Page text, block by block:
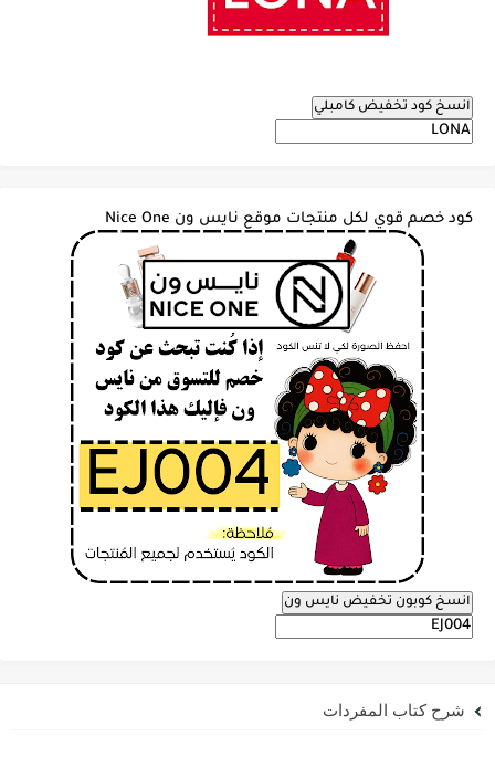
انسخ كود تخفيض كامبلي
كود خصم قوي لكل منتجات موقع نايس ون Nice One
انسخ كوبون تخفيض نايس ون
شرح كتاب المفردات